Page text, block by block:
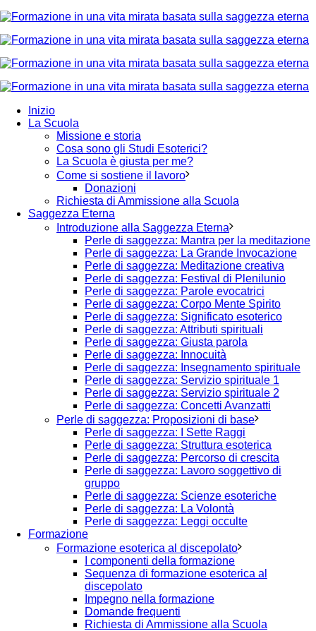
Inizio
La Scuola
Missione e storia
Cosa sono gli Studi Esoterici?
La Scuola è giusta per me?
Come si sostiene il lavoro
Donazioni
Richiesta di Ammissione alla Scuola
Saggezza Eterna
Introduzione alla Saggezza Eterna
Perle di saggezza: Mantra per la meditazione
Perle di saggezza: La Grande Invocazione
Perle di saggezza: Meditazione creativa
Perle di saggezza: Festival di Plenilunio
Perle di saggezza: Parole evocatrici
Perle di saggezza: Corpo Mente Spirito
Perle di saggezza: Significato esoterico
Perle di saggezza: Attributi spirituali
Perle di saggezza: Giusta parola
Perle di saggezza: Innocuità
Perle di saggezza: Insegnamento spirituale
Perle di saggezza: Servizio spirituale 1
Perle di saggezza: Servizio spirituale 2
Perle di saggezza: Concetti Avanzatti
Perle di saggezza: Proposizioni di base
Perle di saggezza: I Sette Raggi
Perle di saggezza: Struttura esoterica
Perle di saggezza: Percorso di crescita
Perle di saggezza: Lavoro soggettivo di
gruppo
Perle di saggezza: Scienze esoteriche
Perle di saggezza: La Volontà
Perle di saggezza: Leggi occulte
Formazione
Formazione esoterica al discepolato
I componenti della formazione
Sequenza di formazione esoterica al
discepolato
Impegno nella formazione
Domande frequenti
Richiesta di Ammissione alla Scuola